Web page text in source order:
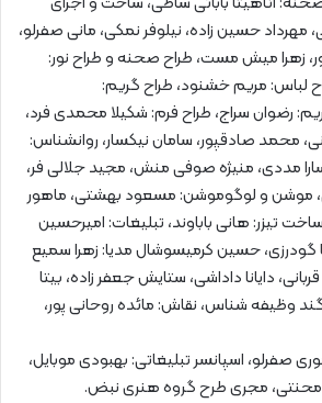
مهرداد حسین زاده، نیلوفر نمکی، مانی صفرلو،
زهرا میش مست، طراح صحنه و طراح نور:
لباس: مریم خشنود، طراح گریم:
رضوان سراج، طراح فرم: شکیلا محمدی فرد،
محمد صادقپور، سامان نیکسار، روانشناس:
مددی، منیژه صوفی منش، مجید جلالی فر،
موشن و لوگوموشن: مسعود بهشتی، ماهور
تیزر: هانی باباوند، تبلیغات: امیرحسین
گودرزی، حسین کرمیسوشال مدیا: زهرا سمیع
دایانا داداشی، ستایش جعفر زاده، بیتا
وظیفه شناس، نقاش: مائده روحانی پور،
صفرلو، اسپانسر تبلیغاتی: بهبودی موبایل،
محنتی، مجری طرح گروه هنری نبض.